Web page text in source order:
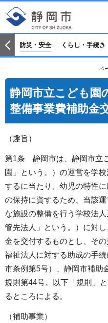
防災・安全 くらし・手続き
ペ
静岡市立こども園
整備事業費補助金
（趣旨）
第1条 静岡市は、静岡市立
園」という。）の運営を学
するに当たり、幼児の特性
の保持に資するため、当該
な施設の整備を行う学校法
管先法人」という。）に対
金を交付するものとし、そ
福祉法人に対する助成の手
市条例第5号）、静岡市補助
規則第44号。以下「規則」
るところによる。
（補助事業）